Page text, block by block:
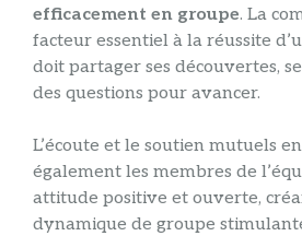
efficacement en groupe. La
facteur essentiel à la réussite
doit partager ses découvertes,
des questions pour avancer.
L’écoute et le soutien mutuels
également les membres de
attitude positive et ouverte,
dynamique de groupe